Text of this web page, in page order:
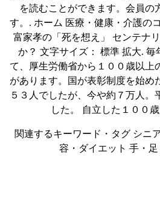
を読むことができます。会員の
す。. ホーム 医療・健康・介護の
富家孝の「死を想え」 センテナ
か？ 文字サイズ： 標準 拡大. 毎
て、厚生労働省から１００歳以上
があります。国が表彰制度を始め
５３人でしたが、今や約７万人。
した。 自立した１００
関連するキーワード・タグ シニ
容・ダイエット 手・